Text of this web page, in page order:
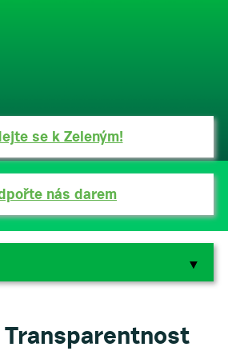
se k Zeleným!
nás darem
▼
▼
Transparentnost